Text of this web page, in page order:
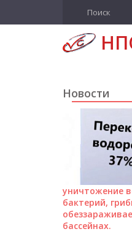
Н
Новости
уничтожение
бактерий,
бассейнах.